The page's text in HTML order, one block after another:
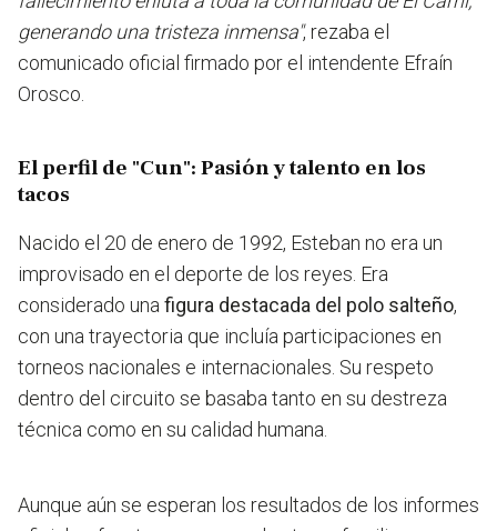
generando una tristeza inmensa", rezaba el
comunicado oficial firmado por el intendente Efraín
Orosco.
El perfil de "Cun": Pasión y talento en los
tacos
Nacido el 20 de enero de 1992, Esteban no era un
improvisado en el deporte de los reyes. Era
considerado unafigura destacada del polo salteño,
con una trayectoria que incluía participaciones en
torneos nacionales e internacionales. Su respeto
dentro del circuito se basaba tanto en su destreza
técnica como en su calidad humana.
Aunque aún se esperan los resultados de los informes